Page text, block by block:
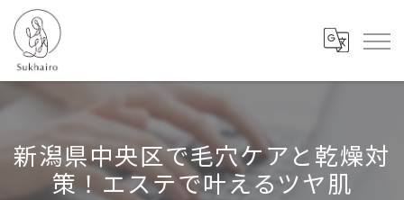
新潟県中央区で毛穴ケアと乾燥対
策！エステで叶えるツヤ肌